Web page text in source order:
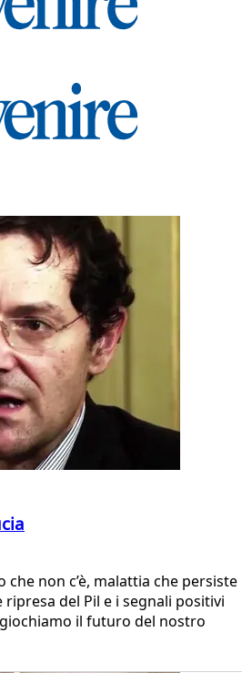
non c’è, malattia che persiste
del Pil e i segnali positivi
il futuro del nostro